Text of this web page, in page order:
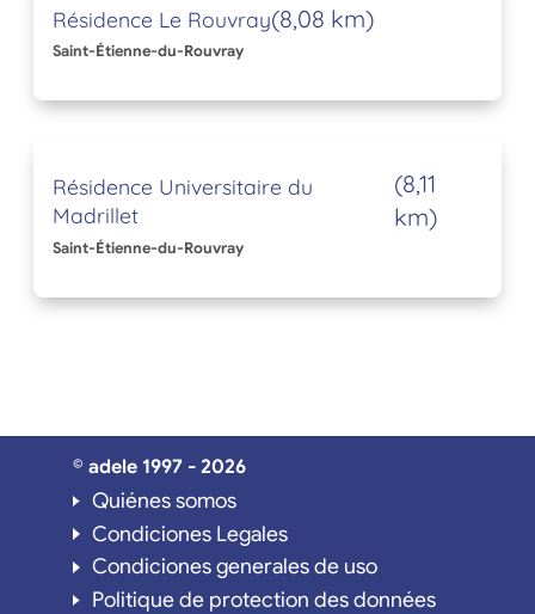
Résidence Le Rouvray(8,08 km)
Saint-Étienne-du-Rouvray
Résidence Universitaire du
Madrillet
(8,11
km)
Saint-Étienne-du-Rouvray
© adele 1997 - 2026
Quiénes somos
Condiciones Legales
Condiciones generales de uso
Politique de protection des données